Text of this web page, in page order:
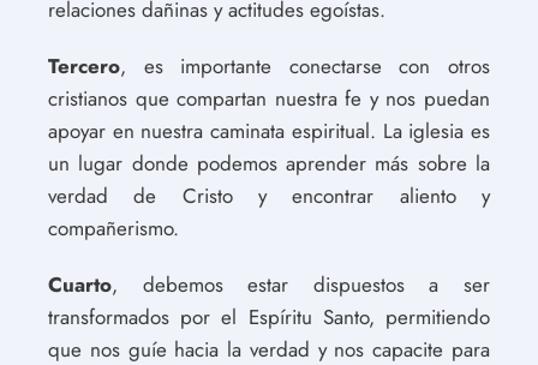
relaciones dañinas y actitudes egoístas.
Tercero, es importante conectarse con otros
cristianos que compartan nuestra fe y nos puedan
apoyar en nuestra caminata espiritual. La iglesia es
un lugar donde podemos aprender más sobre la
verdad de Cristo y encontrar aliento y
compañerismo.
Cuarto, debemos estar dispuestos a ser
transformados por el Espíritu Santo, permitiendo
que nos guíe hacia la verdad y nos capacite para